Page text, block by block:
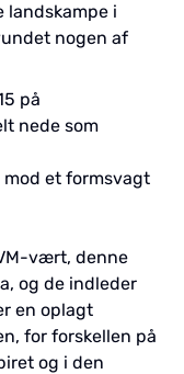
landskampe i
nogen af
på
nede som
mod et formsvagt
vært, denne
og de indleder
en oplagt
for forskellen på
og i den